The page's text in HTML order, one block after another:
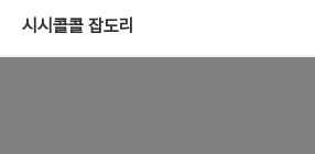
시시콜콜 잡도리